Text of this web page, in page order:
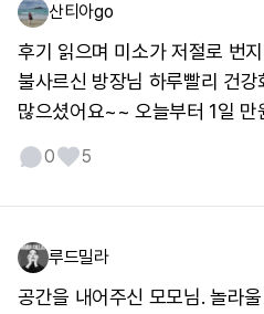
산티아go
후기 읽으며 미소가 저절로 번
불사르신 방장님 하루빨리 건
많으셨어요~~ 오늘부터 1일
0 5
루드밀라
공간을 내어주신 모모님. 놀라